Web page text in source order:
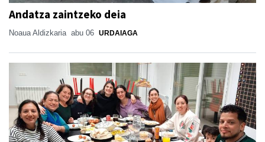
Andatza zaintzeko deia
Noaua Aldizkaria abu 06 URDAIAGA